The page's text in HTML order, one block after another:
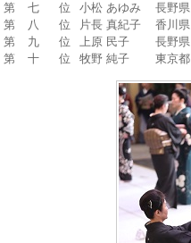
第 七 位
小松 あゆみ 長野県
第 八 位
片長 真紀子 香川県
第 九 位
上原 民子 長野県
第 十 位
牧野 純子 東京都